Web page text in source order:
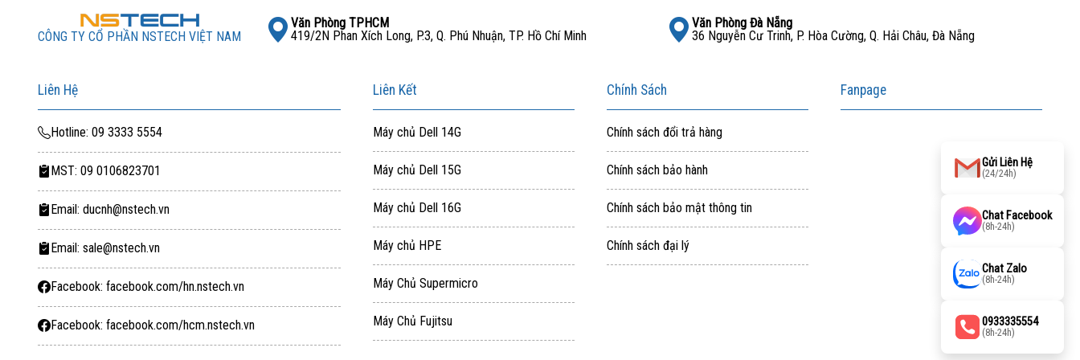
☎
Hotline:09 3333 5554
CÔNG TY CỔ PHẦN NSTECH VIỆT NAM
Văn Phòng TPHCM
419/2N Phan Xích Long, P.3, Q. Phú Nhuận, TP. Hồ Chí Minh
Văn Phòng Đà Nẵng
36 Nguyễn Cư Trinh, P. Hòa Cường, Q. Hải Châu, Đà Nẵng
Liên Hệ
Hotline: 09 3333 5554
MST: 09 0106823701
Email: ducnh@nstech.vn
Email: sale@nstech.vn
Facebook: facebook.com/hn.nstech.vn
Facebook: facebook.com/hcm.nstech.vn
Liên Kết
Máy chủ Dell 14G
Máy chủ Dell 15G
Máy chủ Dell 16G
Máy chủ HPE
Máy Chủ Supermicro
Máy Chủ Fujitsu
Chính Sách
Chính sách đổi trả hàng
Chính sách bảo hành
Chính sách bảo mật thông tin
Chính sách đại lý
Fanpage
aitohumanizetextconverter.com
Gửi Liên Hệ
(24/24h)
Chat Facebook
(8h-24h)
Chat Zalo
(8h-24h)
0933335554
(8h-24h)